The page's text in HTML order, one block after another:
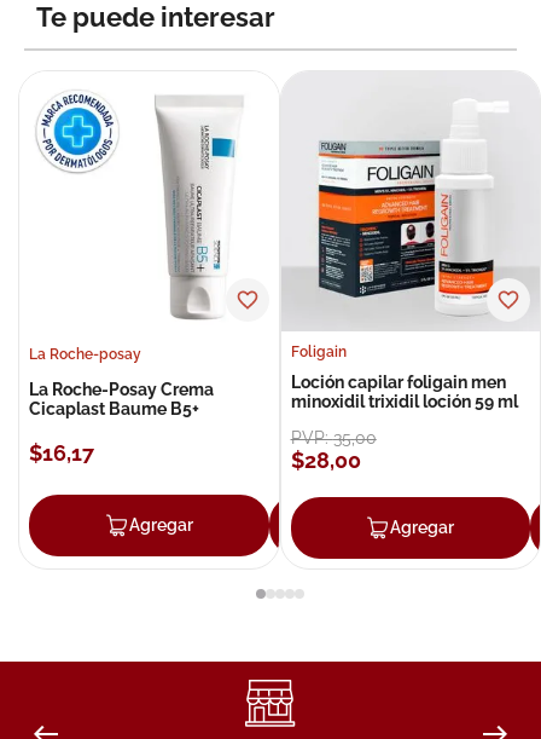
Te puede interesar
La Roche-posay
La Roche-Posay Crema
Cicaplast Baume B5+
$16,17
Agregar Agregar
Foligain
Loción capilar foligain men
minoxidil trixidil loción 59 ml
PVP:35,00
$28,00
Agregar
10.neumoflux